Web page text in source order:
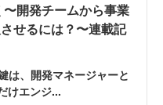
開発チームから事業
せるには？〜連載記
は、開発マネージャーと
けエンジ...